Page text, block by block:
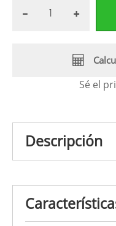
Sé el
Descripción